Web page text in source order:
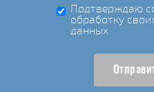
Подтверждаю
обработку
данных